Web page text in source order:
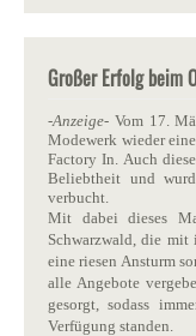
Großer Erfolg beim
-Anzeige- Vom 17.
Modewerk wieder
Factory In. Auch
Beliebtheit und
verbucht.
Mit dabei dieses
Schwarzwald, die mit
eine riesen Ansturm
alle Angebote
gesorgt, sodass
Verfügung standen.